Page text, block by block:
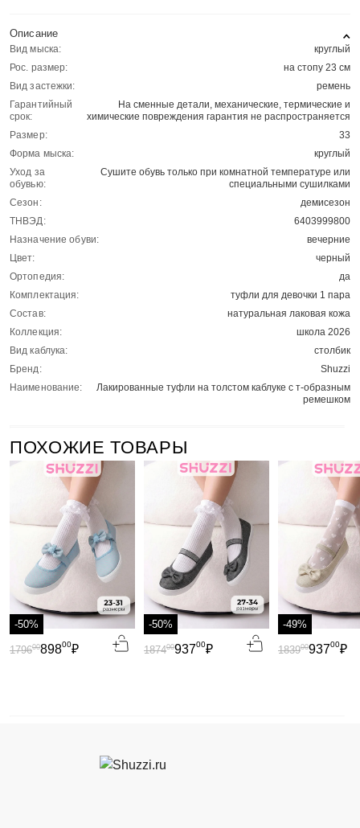
Описание
Вид мыска:
круглый
Рос. размер:
на стопу 23 см
Вид застежки:
ремень
Гарантийный
срок:
На сменные детали, механические, термические и
химические повреждения гарантия не распространяется
Размер:
33
Форма мыска:
круглый
Уход за
обувью:
Сушите обувь только при комнатной температуре или
специальными сушилками
Сезон:
демисезон
ТНВЭД:
6403999800
Назначение обуви:
вечерние
Цвет:
черный
Ортопедия:
да
Комплектация:
туфли для девочки 1 пара
Состав:
натуральная лаковая кожа
Коллекция:
школа 2026
Вид каблука:
столбик
Бренд:
Shuzzi
Наименование:
Лакированные туфли на толстом каблуке с т-образным
ремешком
ПОХОЖИЕ ТОВАРЫ
-50%
89800₽
179600
-50%
93700₽
187400
-49%
93700₽
183900